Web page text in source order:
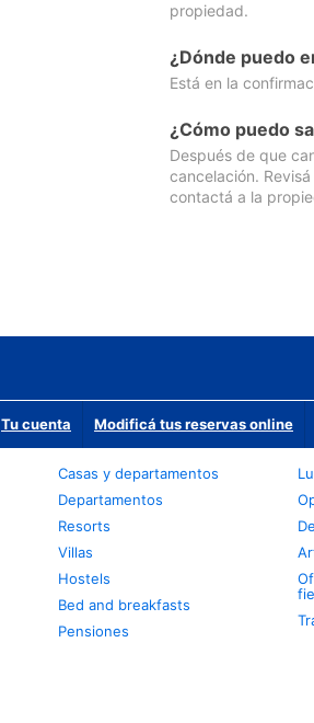
propiedad.
¿Dónde puedo
Está en la
¿Cómo puedo
Después de que
cancelación.
contactá a la
Tu cuenta Modificá tus reservas online
Casas y departamentos
Departamentos
Resorts
Villas
Hostels
Bed and breakfasts
Pensiones